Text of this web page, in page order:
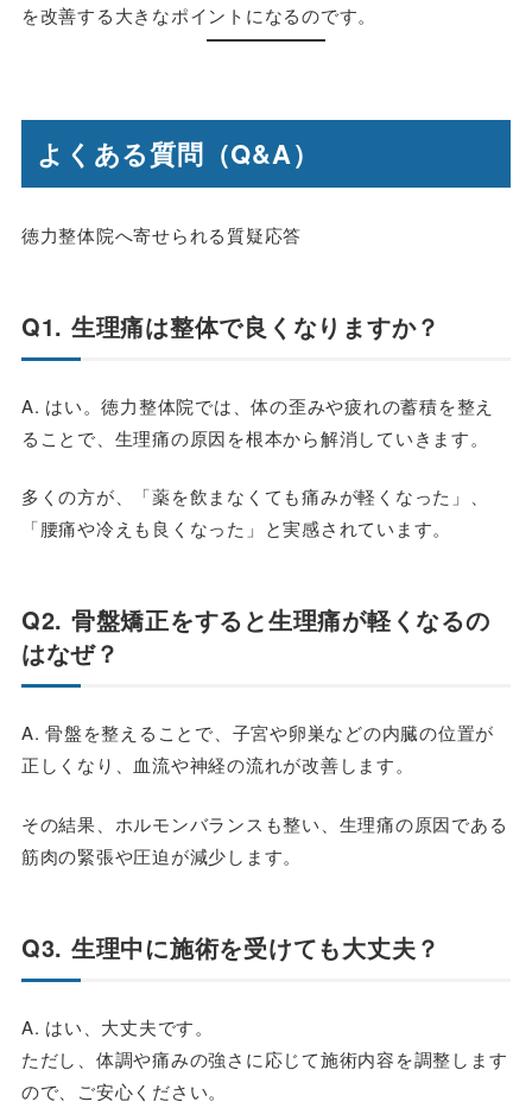
を改善する大きなポイントになるのです。
よくある質問（Q&A）
徳力整体院へ寄せられる質疑応答
Q1. 生理痛は整体で良くなりますか？
A. はい。徳力整体院では、体の歪みや疲れの蓄積を整え
ることで、生理痛の原因を根本から解消していきます。
多くの方が、 「薬を飲まなくても痛みが軽くなった」 、
「腰痛や冷えも良くなった 」と実感されています。
Q2. 骨盤矯正をすると生理痛が軽くなるの
はなぜ？
A. 骨盤を整えることで、子宮や卵巣などの内臓の位置が
正しくなり、血流や神経の流れが改善します。
その結果、ホルモンバランスも整い、生理痛の原因である
筋肉の緊張や圧迫が減少します。
Q3. 生理中に施術を受けても大丈夫？
A. はい、大丈夫です。
ただし、体調や痛みの強さに応じて施術内容を調整します
ので、ご安心ください。